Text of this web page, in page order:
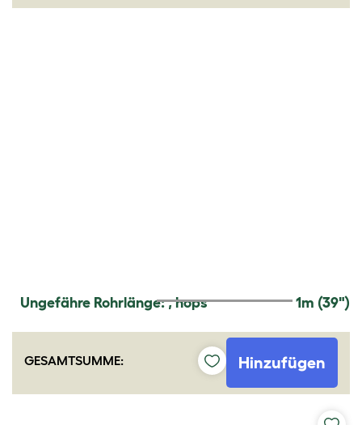
Ungefähre Rohrlänge:,hops 1m (39")
GESAMTSUMME: Hinzufügen